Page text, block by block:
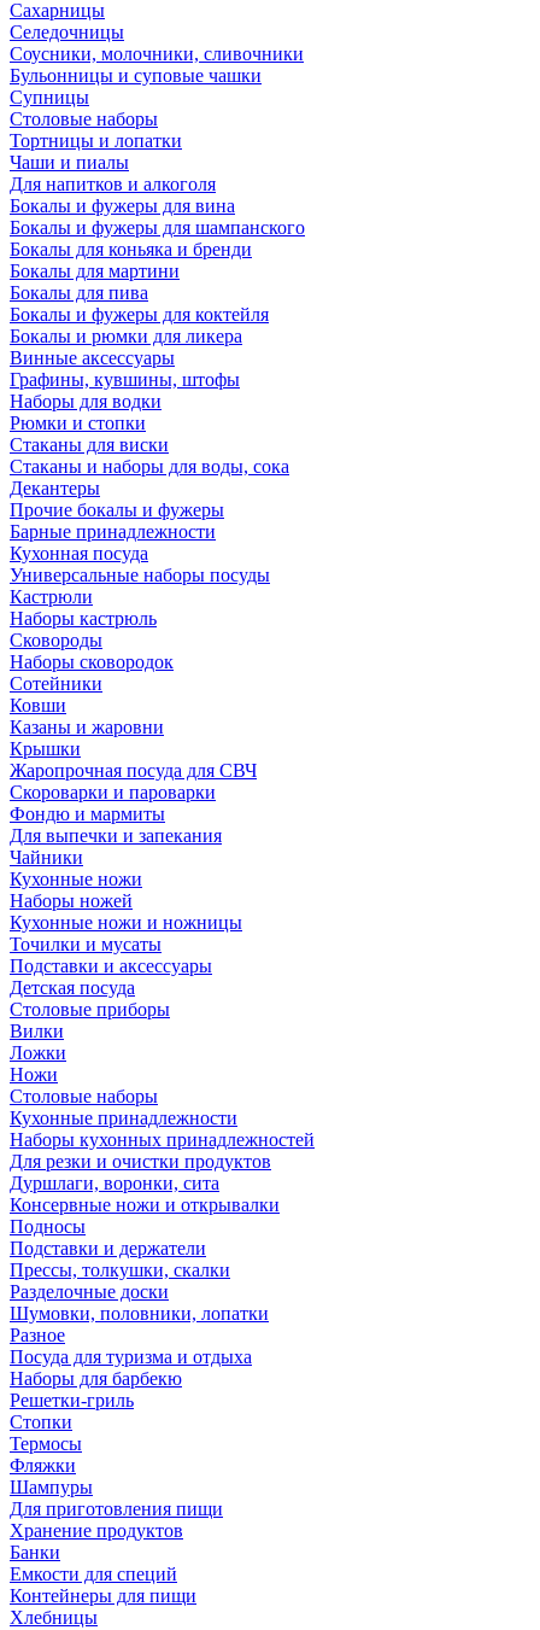
Сахарницы
Селедочницы
Соусники, молочники, сливочники
Бульонницы и суповые чашки
Супницы
Столовые наборы
Тортницы и лопатки
Чаши и пиалы
Для напитков и алкоголя
Бокалы и фужеры для вина
Бокалы и фужеры для шампанского
Бокалы для коньяка и бренди
Бокалы для мартини
Бокалы для пива
Бокалы и фужеры для коктейля
Бокалы и рюмки для ликера
Винные аксессуары
Графины, кувшины, штофы
Наборы для водки
Рюмки и стопки
Стаканы для виски
Стаканы и наборы для воды, сока
Декантеры
Прочие бокалы и фужеры
Барные принадлежности
Кухонная посуда
Универсальные наборы посуды
Кастрюли
Наборы кастрюль
Сковороды
Наборы сковородок
Сотейники
Ковши
Казаны и жаровни
Крышки
Жаропрочная посуда для СВЧ
Скороварки и пароварки
Фондю и мармиты
Для выпечки и запекания
Чайники
Кухонные ножи
Наборы ножей
Кухонные ножи и ножницы
Точилки и мусаты
Подставки и аксессуары
Детская посуда
Столовые приборы
Вилки
Ложки
Ножи
Столовые наборы
Кухонные принадлежности
Наборы кухонных принадлежностей
Для резки и очистки продуктов
Дуршлаги, воронки, сита
Консервные ножи и открывалки
Подносы
Подставки и держатели
Прессы, толкушки, скалки
Разделочные доски
Шумовки, половники, лопатки
Разное
Посуда для туризма и отдыха
Наборы для барбекю
Решетки-гриль
Стопки
Термосы
Фляжки
Шампуры
Для приготовления пищи
Хранение продуктов
Банки
Емкости для специй
Контейнеры для пищи
Хлебницы